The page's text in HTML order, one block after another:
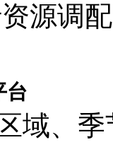
源调
台
域、